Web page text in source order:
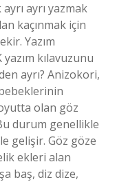
ayrı yazmak
kaçınmak için
Yazım
kılavuzunu
ayrı? Anizokori,
olan göz
durum genellikle
gelişir. Göz göze
ekleri alan
baş, diz dize,